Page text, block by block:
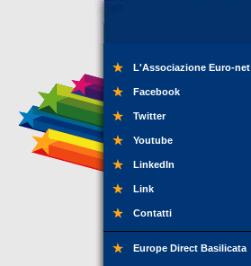
L'Associazione Euro-net
Facebook
Twitter
Youtube
LinkedIn
Link
Contatti
Europe Direct Basilicata